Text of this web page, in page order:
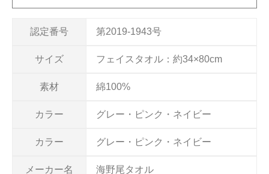
認定番号 第2019-1943号
サイズ フェイスタオル：約34×80cm
素材 綿100%
カラー グレー・ピンク・ネイビー
カラー グレー・ピンク・ネイビー
メーカー名 海野尾タオル